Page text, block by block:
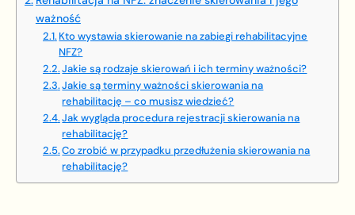
ważność
Kto wystawia skierowanie na zabiegi rehabilitacyjne
NFZ?
Jakie są rodzaje skierowań i ich terminy ważności?
Jakie są terminy ważności skierowania na
rehabilitację – co musisz wiedzieć?
Jak wygląda procedura rejestracji skierowania na
rehabilitację?
Co zrobić w przypadku przedłużenia skierowania na
rehabilitację?